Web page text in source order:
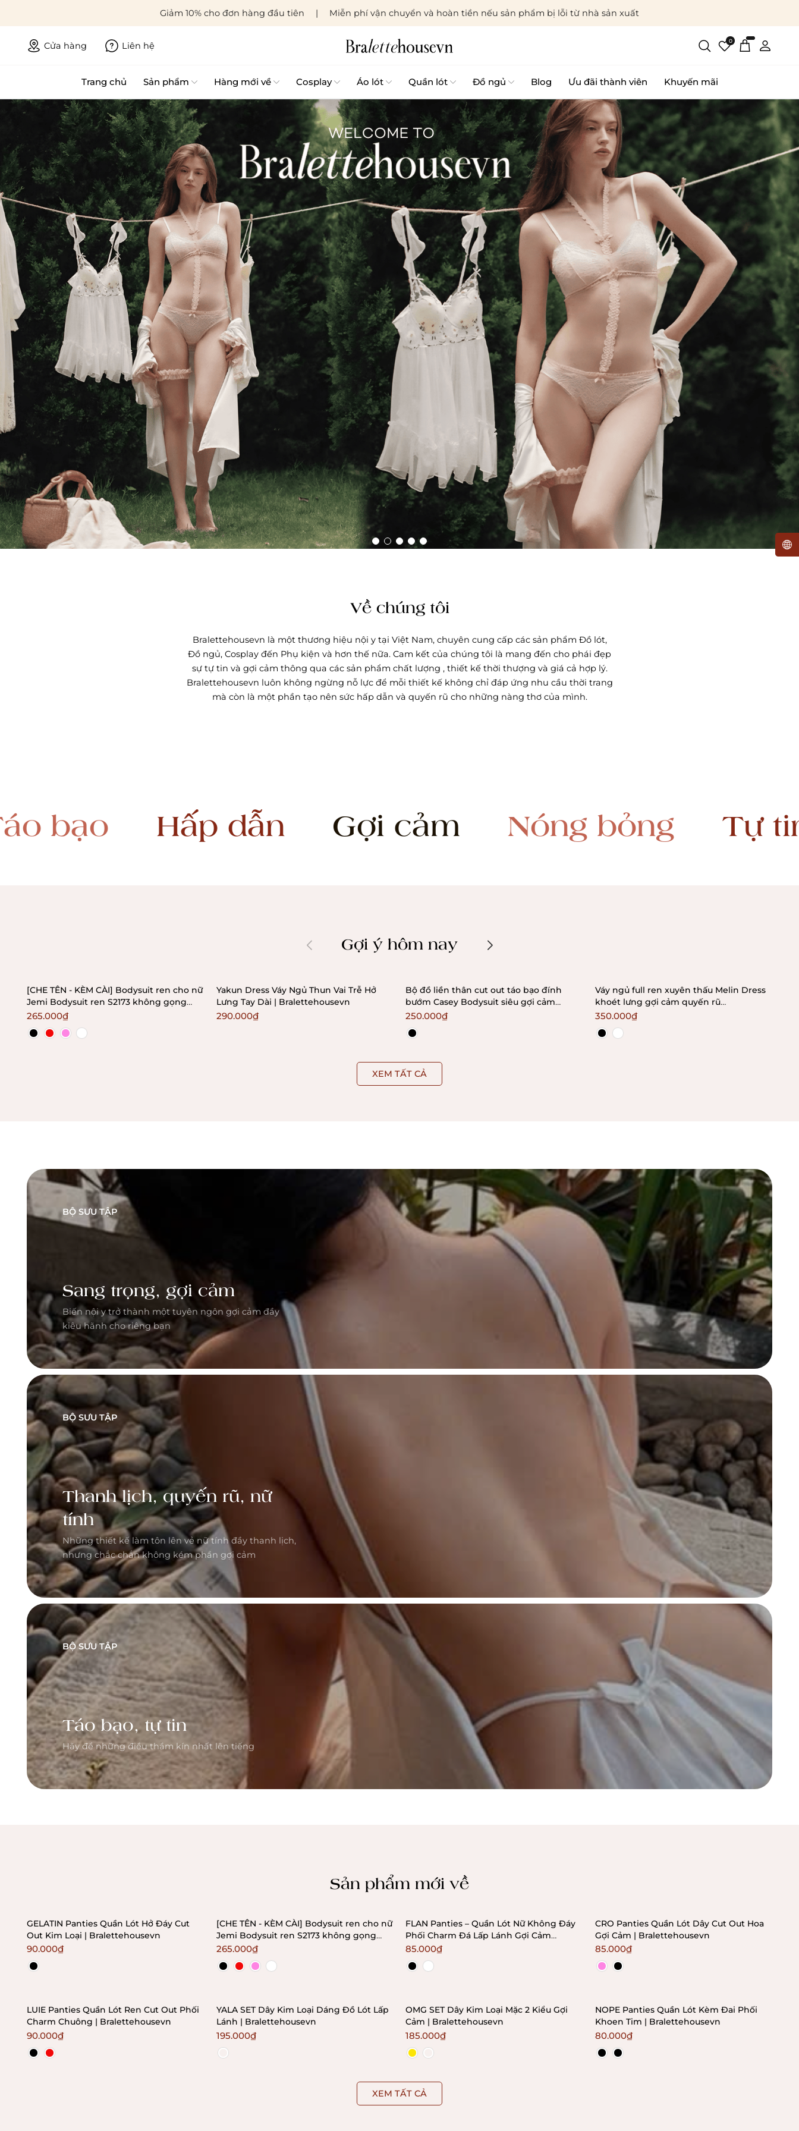
Giảm 10% cho đơn hàng đầu tiên Miễn phí vận chuyển và hoàn tiền nếu sản phẩm bị lỗi từ nhà sản xuất
Cửa hàng Liên hệ 0
Trang chủ Sản phẩm Hàng mới về Cosplay Áo lót Quần lót Đồ ngủ Blog Ưu đãi thành viên Khuyến mãi
Về chúng tôi
Bralettehousevn là một thương hiệu nội y tại Việt Nam, chuyên cung cấp các sản phẩm Đồ lót,
Đồ ngủ, Cosplay đến Phụ kiện và hơn thế nữa. Cam kết của chúng tôi là mang đến cho phái đẹp
sự tự tin và gợi cảm thông qua các sản phẩm chất lượng , thiết kế thời thượng và giá cả hợp lý.
Bralettehousevn luôn không ngừng nỗ lực để mỗi thiết kế không chỉ đáp ứng nhu cầu thời trang
mà còn là một phần tạo nên sức hấp dẫn và quyến rũ cho những nàng thơ của mình.
PANTIES
RANGE OF STYLES
SLEEPWEAR
PERFECT FOR YOU
Hấp dẫn Gợi cảm Nóng bỏng Tự tin
Gợi ý hôm nay
[CHE TÊN - KÈM CÀI] Bodysuit ren cho nữ
Jemi Bodysuit ren S2173 không gọng
không mút Bralettehousevn
265.000₫
Yakun Dress Váy Ngủ Thun Vai Trễ Hở
Lưng Tay Dài | Bralettehousevn
290.000₫
Bộ đồ liền thân cut out táo bạo đính
bướm Casey Bodysuit siêu gợi cảm
Bralettehousevn
250.000₫
Váy ngủ full ren xuyên thấu Melin Dress
khoét lưng gợi cảm quyến rũ
Bralettehousevn
350.000₫
XEM TẤT CẢ
BỘ SƯU TẬP
Sang trọng, gợi cảm
Biến nội y trở thành một tuyên ngôn gợi cảm đầy
kiêu hãnh cho riêng bạn
BỘ SƯU TẬP
Thanh lịch, quyến rũ, nữ
tính
Những thiết kế làm tôn lên vẻ nữ tính đầy thanh lịch,
nhưng chắc chắn không kém phần gợi cảm
BỘ SƯU TẬP
Táo bạo, tự tin
Hãy để những điều thầm kín nhất lên tiếng
Sản phẩm mới về
GELATIN Panties Quần Lót Hở Đáy Cut
Out Kim Loại | Bralettehousevn
90.000₫
[CHE TÊN - KÈM CÀI] Bodysuit ren cho nữ
Jemi Bodysuit ren S2173 không gọng
không mút Bralettehousevn
265.000₫
FLAN Panties – Quần Lót Nữ Không Đáy
Phối Charm Đá Lấp Lánh Gợi Cảm
Bralettehousevn
85.000₫
CRO Panties Quần Lót Dây Cut Out Hoa
Gợi Cảm | Bralettehousevn
85.000₫
LUIE Panties Quần Lót Ren Cut Out Phối
Charm Chuông | Bralettehousevn
90.000₫
YALA SET Dây Kim Loại Dáng Đồ Lót Lấp
Lánh | Bralettehousevn
195.000₫
OMG SET Dây Kim Loại Mặc 2 Kiểu Gợi
Cảm | Bralettehousevn
185.000₫
NOPE Panties Quần Lót Kèm Đai Phối
Khoen Tim | Bralettehousevn
80.000₫
XEM TẤT CẢ